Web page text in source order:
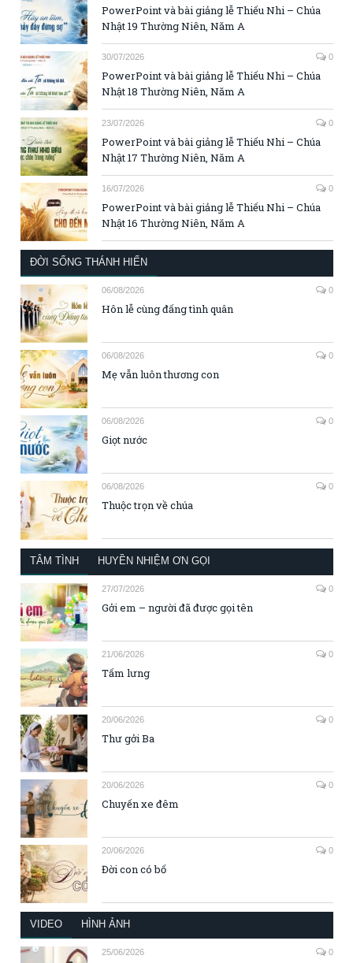
PowerPoint và bài giảng lễ Thiếu Nhi – Chúa
Nhật 19 Thường Niên, Năm A
30/07/2026 0
PowerPoint và bài giảng lễ Thiếu Nhi – Chúa
Nhật 18 Thường Niên, Năm A
23/07/2026 0
PowerPoint và bài giảng lễ Thiếu Nhi – Chúa
Nhật 17 Thường Niên, Năm A
16/07/2026 0
PowerPoint và bài giảng lễ Thiếu Nhi – Chúa
Nhật 16 Thường Niên, Năm A
ĐỜI SỐNG THÁNH HIẾN
06/08/2026 0
Hôn lễ cùng đấng tình quân
06/08/2026 0
Mẹ vẫn luôn thương con
06/08/2026 0
Giọt nước
06/08/2026 0
Thuộc trọn về chúa
TÂM TÌNH HUYỀN NHIỆM ƠN GỌI
27/07/2026 0
Gởi em – người đã được gọi tên
21/06/2026 0
Tấm lưng
20/06/2026 0
Thư gởi Ba
20/06/2026 0
Chuyến xe đêm
20/06/2026 0
Đời con có bố
VIDEO HÌNH ẢNH
25/06/2026 0